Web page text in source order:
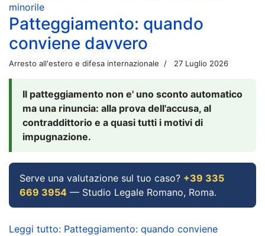
minorile
Patteggiamento: quando
conviene davvero
Arresto all'estero e difesa internazionale 27 Luglio 2026
Il patteggiamento non e' uno sconto automatico
ma una rinuncia: alla prova dell'accusa, al
contraddittorio e a quasi tutti i motivi di
impugnazione.
Serve una valutazione sul tuo caso? +39 335
669 3954 — Studio Legale Romano, Roma.
Leggi tutto: Patteggiamento: quando conviene